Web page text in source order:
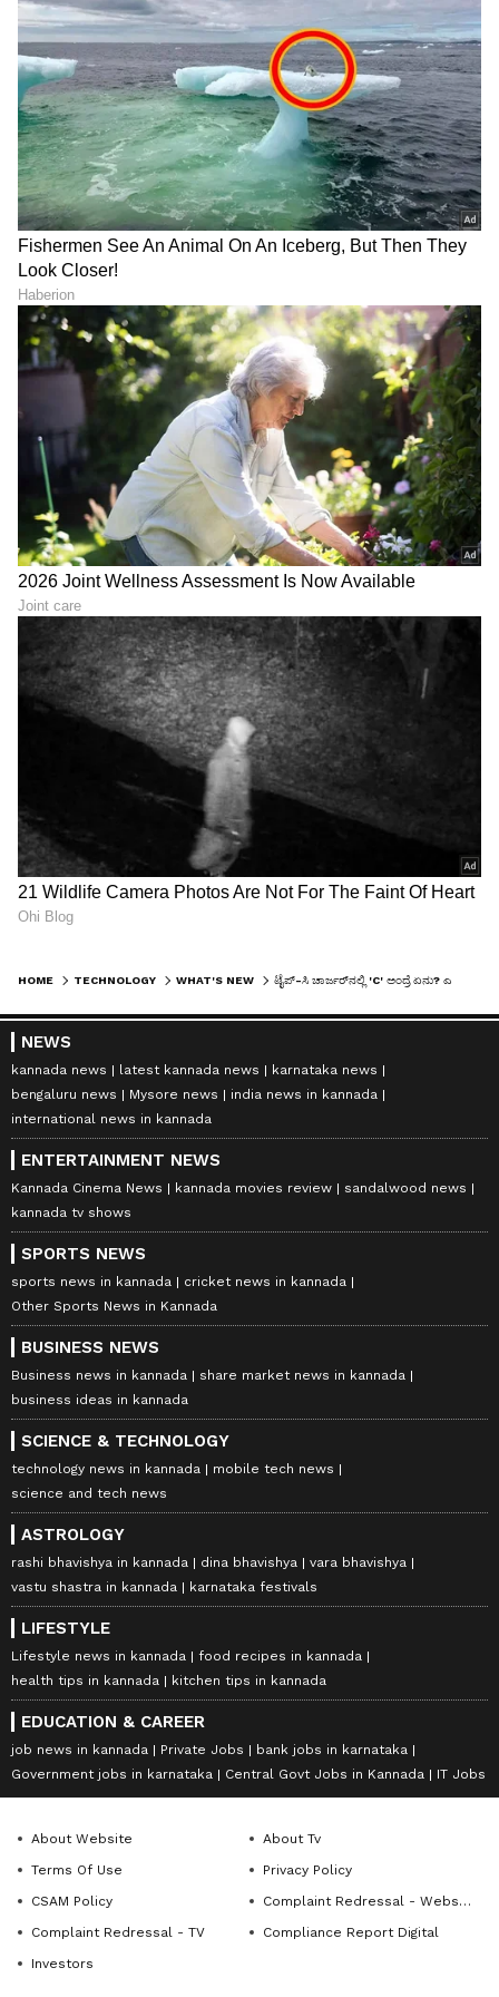
HOME TECHNOLOGY WHAT'S NEW
NEWS
kannada news latest kannada news
karnataka news
bengaluru news
Mysore news
india news in kannada
international news in kannada
ENTERTAINMENT NEWS
Kannada Cinema News kannada movies review
sandalwood news
kannada tv shows
SPORTS NEWS
sports news in kannada
cricket news in kannada
Other Sports News in Kannada
BUSINESS NEWS
Business news in kannada
share market news in kannada
business ideas in kannada
SCIENCE & TECHNOLOGY
technology news in kannada
mobile tech news
science and tech news
ASTROLOGY
rashi bhavishya in kannada dina bhavishya
vara bhavishya
vastu shastra in kannada
karnataka festivals
LIFESTYLE
Lifestyle news in kannada
food recipes in kannada
health tips in kannada
kitchen tips in kannada
EDUCATION & CAREER
job news in kannada Private Jobs
bank jobs in karnataka
Government jobs in karnataka
Central Govt Jobs in Kannada IT Jobs
About Website
About Tv
Terms Of Use
Privacy Policy
CSAM Policy
Complaint Redressal - Website
Complaint Redressal - TV
Compliance Report Digital
Investors